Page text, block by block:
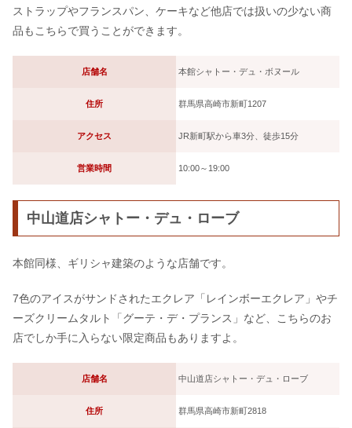
ストラップやフランスパン、ケーキなど他店では扱いの少ない商
品もこちらで買うことができます。
店舗名 本館シャトー・デュ・ボヌール
住所 群馬県高崎市新町1207
アクセス JR新町駅から車3分、徒歩15分
営業時間 10:00～19:00
中山道店シャトー・デュ・ローブ
本館同様、ギリシャ建築のような店舗です。
7色のアイスがサンドされたエクレア「レインボーエクレア」やチ
ーズクリームタルト「グーテ・デ・プランス」など、こちらのお
店でしか手に入らない限定商品もありますよ。
店舗名 中山道店シャトー・デュ・ローブ
住所 群馬県高崎市新町2818